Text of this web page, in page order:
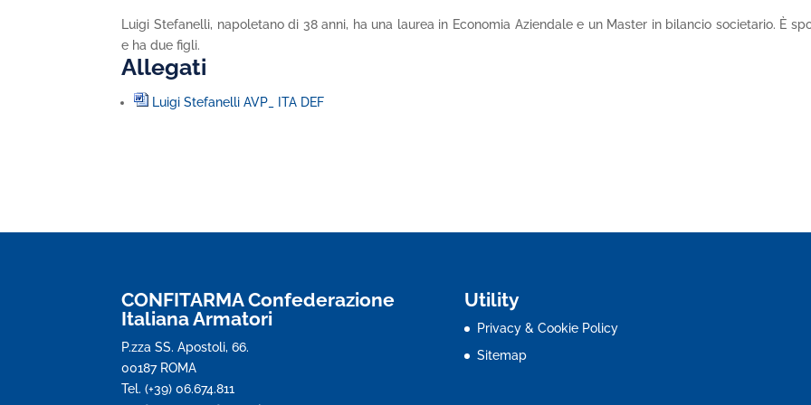
Luigi Stefanelli, napoletano di 38 anni, ha una laurea in Economia Aziendale e un Master in bilancio societario. È
e ha due figli.
Allegati
Luigi Stefanelli AVP_ ITA DEF
CONFITARMA Confederazione
Italiana Armatori
P.zza SS. Apostoli, 66.
00187 ROMA
Tel. (+39) 06.674.811
Utility
Privacy & Cookie Policy
Sitemap